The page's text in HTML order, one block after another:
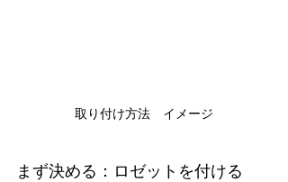
取り付け方法　イメージ
まず決める：ロゼットを付ける